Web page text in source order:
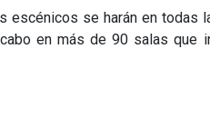
escénicos se harán en todas
en más de 90 salas que